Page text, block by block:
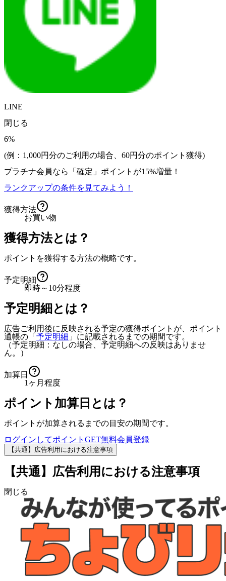
LINE
閉じる
6%
(例：1,000円分のご利用の場合、 60円分のポイント獲得)
プラチナ会員なら
「確定」 ポイントが15%増量！
ランクアップの条件を見てみよう！
獲得方法
お買い物
獲得方法とは？
ポイントを獲得する方法の概略です。
予定明細
即時～10分程度
予定明細とは？
広告ご利用後に反映される予定の獲得ポイントが、ポイント
通帳の「 予定明細 」に記載されるまでの期間です。
（予定明細：なしの場合、予定明細への反映はありませ
ん。）
加算日
1ヶ月程度
ポイント加算日とは？
ポイントが加算されるまでの目安の期間です。
ログインしてポイントGET無料会員登録
【共通】広告利用における注意事項
【共通】広告利用における注意事項
閉じる